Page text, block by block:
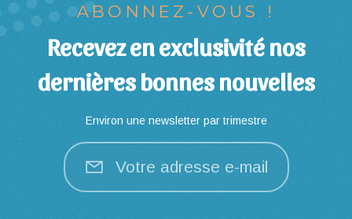
ABONNEZ-VOUS !
Recevez en exclusivité nos
dernières bonnes nouvelles
Environ une newsletter par trimestre
Votre adresse e-mail